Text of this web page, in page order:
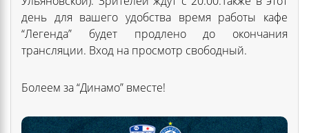
день для вашего удобства время работы кафе
“Легенда” будет продлено до окончания
трансляции. Вход на просмотр свободный.
Болеем за “Динамо” вместе!